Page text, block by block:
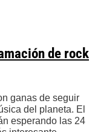
de rock
ganas de seguir
del planeta. El
esperando las 24